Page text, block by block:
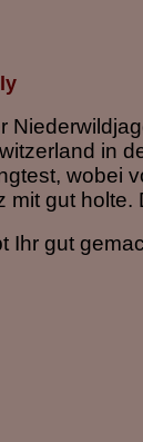
in
wobei
mit gut
Ihr gut